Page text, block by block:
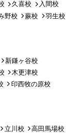
久喜校
入間校
野校 蕨校
羽生校
新鎌ヶ谷校
木更津校
印西牧の原校
立川校
高田馬場校